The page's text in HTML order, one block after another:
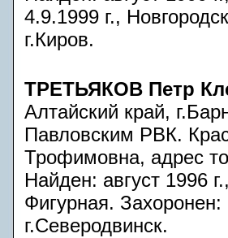
4.9.1999 г.,
г.Киров.
ТРЕТЬЯКОВ Петр
Алтайский край,
Павловским РВК.
Трофимовна, адрес
Найден: август 1996
Фигурная.
г.Северодвинск.